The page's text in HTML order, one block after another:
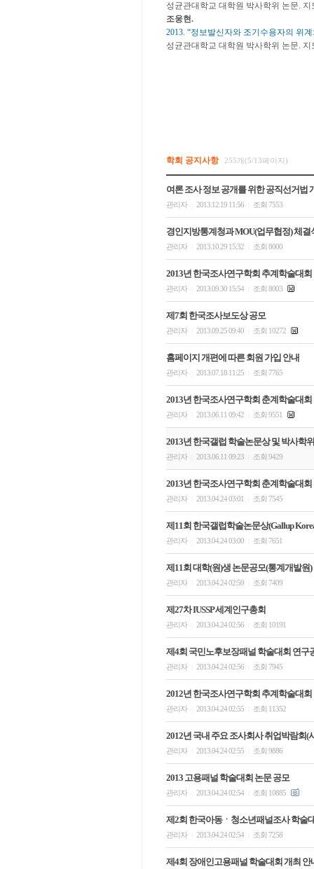
성균관대학교 대학원 박사학위 논문.
조웅현.
2013. “정보발신자와 조기수용자의 위
성균관대학교 대학원 박사학위 논문.
학회 공지사항 255개(5/13페이지)
여론 조사 정보 공개를 위한 공직선거법
관리자 2013.12.19 11:56 조회 7553
경인지방통계청과 MOU(업무협정) 체결
관리자 2013.10.29 15:32 조회 8000
2013년 한국조사연구학회 추계학술대
관리자 2013.09.30 15:54 조회 8003
제7회 한국조사보도상 공모
관리자 2013.09.25 09:40 조회 10272
홈페이지 개편에 따른 회원 가입 안내
관리자 2013.07.18 11:25 조회 7765
2013년 한국조사연구학회 춘계학술대
관리자 2013.06.11 09:42 조회 9551
2013년 한국갤럽 학술논문상 및 박사학
관리자 2013.06.11 09:23 조회 9429
2013년 한국조사연구학회 춘계학술대회
관리자 2013.04.24 03:01 조회 7545
제11회 한국갤럽학술논문상(Gallup
관리자 2013.04.24 03:00 조회 7651
제11회 대학(원)생 논문공모(통계개발원)
관리자 2013.04.24 02:59 조회 7409
제27차 IUSSP 세계인구총회
관리자 2013.04.24 02:56 조회 10191
제4회 국민노후보장패널 학술대회 연구
관리자 2013.04.24 02:56 조회 7945
2012년 한국조사연구학회 추계학술대
관리자 2013.04.24 02:55 조회 11352
2012년 국내 주요 조사회사 취업박람회(
관리자 2013.04.24 02:55 조회 9886
2013 고용패널 학술대회 논문 공모
관리자 2013.04.24 02:54 조회 10885
제2회 한국아동ㆍ청소년패널조사 학술
관리자 2013.04.24 02:54 조회 7258
제4회 장애인고용패널 학술대회 개최 안